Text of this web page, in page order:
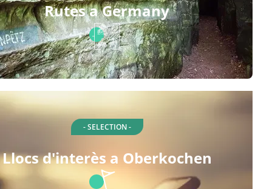
Rutes a Germany
- SELECTION -
Llocs d'interès a Oberkochen